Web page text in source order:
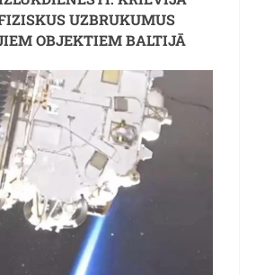
UZBRUKUMUS
OBJEKTIEM BALTIJĀ